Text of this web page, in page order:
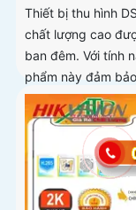
Thiết bị thu hình
chất lượng cao
ban đêm. Với tính
phẩm này đảm
tin cậy